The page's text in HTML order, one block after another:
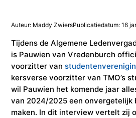
Op kamers in Doorn
Studentenvereniging
Doorstromen van MBO
Studentenvereniging
Doorstromen van MBO
Samenwerkingspartners
Auteur: Maddy ZwiersPublicatiedatum: 16
Tijdens de Algemene
is Pauwien van Vredenburch
voorzitter van
kersverse voorzitter van TMO’s
wil Pauwien het komende jaar
van 2024/2025 een onvergetelijk
maken. In dit interview vertelt zij